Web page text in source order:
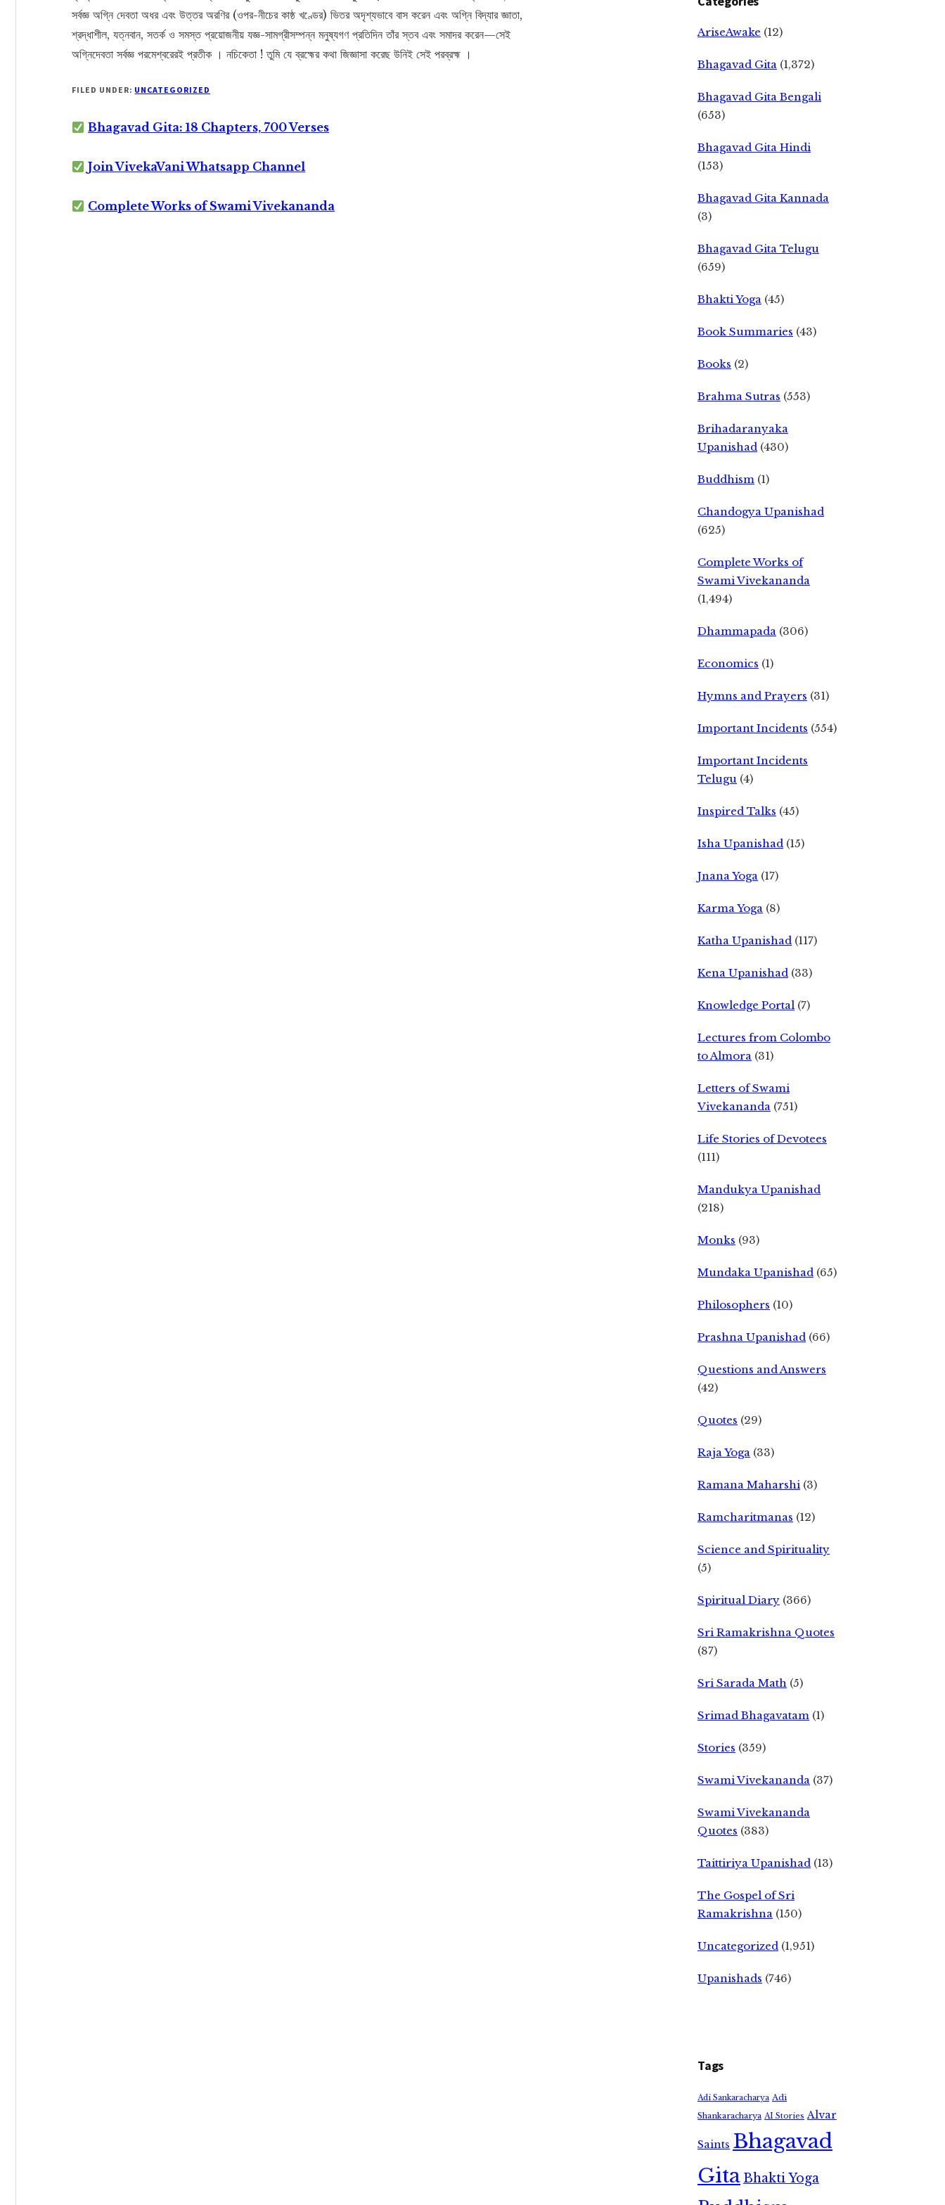
সর্বজ্ঞ অগ্নি দেবতা অধর এবং উত্তর অরণির (ওপর-নীচের কাষ্ঠ খণ্ডের) ভিতর অদৃশ্যভাবে বাস করেন এবং অগ্নি বিদ্যার জ্ঞাতা,
শ্রদ্ধাশীল, যত্নবান, সতর্ক ও সমস্ত প্রয়োজনীয় যজ্ঞ-সামগ্রীসম্পন্ন মনুষ্যগণ প্রতিদিন তাঁর স্তব এবং সমাদর করেন—সেই
অগ্নিদেবতা সর্বজ্ঞ পরমেশ্বরেরই প্রতীক । নচিকেতা ! তুমি যে ব্রহ্মের কথা জিজ্ঞাসা করেছ উনিই সেই পরব্রহ্ম ।
FILED UNDER: UNCATEGORIZED
Bhagavad Gita: 18 Chapters, 700 Verses
Join VivekaVani Whatsapp Channel
Complete Works of Swami Vivekananda
AriseAwake (12)
Bhagavad Gita (1,372)
Bhagavad Gita Bengali
(653)
Bhagavad Gita Hindi
(153)
Bhagavad Gita Kannada
(3)
Bhagavad Gita Telugu
(659)
Bhakti Yoga (45)
Book Summaries (43)
Books (2)
Brahma Sutras (553)
Brihadaranyaka
Upanishad (430)
Buddhism (1)
Chandogya Upanishad
(625)
Complete Works of
Swami Vivekananda
(1,494)
Dhammapada (306)
Economics (1)
Hymns and Prayers (31)
Important Incidents (554)
Important Incidents
Telugu (4)
Inspired Talks (45)
Isha Upanishad (15)
Jnana Yoga (17)
Karma Yoga (8)
Katha Upanishad (117)
Kena Upanishad (33)
Knowledge Portal (7)
Lectures from Colombo
to Almora (31)
Letters of Swami
Vivekananda (751)
Life Stories of Devotees
(111)
Mandukya Upanishad
(218)
Monks (93)
Mundaka Upanishad (65)
Philosophers (10)
Prashna Upanishad (66)
Questions and Answers
(42)
Quotes (29)
Raja Yoga (33)
Ramana Maharshi (3)
Ramcharitmanas (12)
Science and Spirituality
(5)
Spiritual Diary (366)
Sri Ramakrishna Quotes
(87)
Sri Sarada Math (5)
Srimad Bhagavatam (1)
Stories (359)
Swami Vivekananda (37)
Swami Vivekananda
Quotes (383)
Taittiriya Upanishad (13)
The Gospel of Sri
Ramakrishna (150)
Uncategorized (1,951)
Upanishads (746)
Tags
Adi Sankaracharya Adi
Shankaracharya AI Stories Alvar
Saints Bhagavad
GitaBhakti Yoga